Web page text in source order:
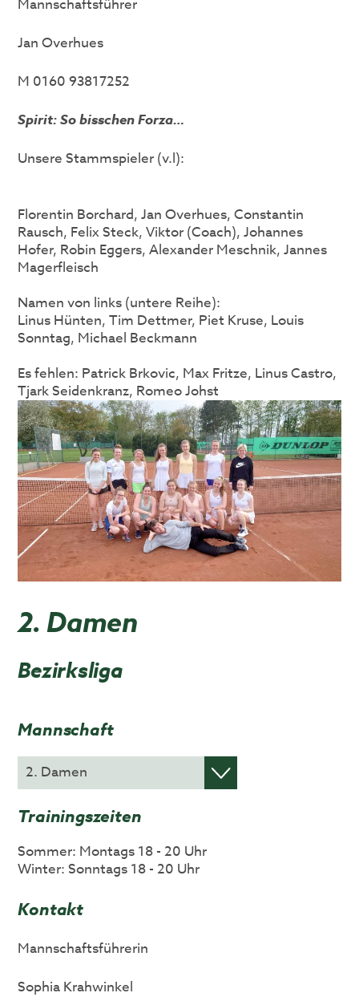
Mannschaftsführer
Jan Overhues
M 0160 93817252
Spirit: So bisschen Forza…
Unsere Stammspieler (v.l):
Florentin Borchard, Jan Overhues, Constantin
Rausch, Felix Steck, Viktor (Coach), Johannes
Hofer, Robin Eggers, Alexander Meschnik, Jannes
Magerfleisch
Namen von links (untere Reihe):
Linus Hünten, Tim Dettmer, Piet Kruse, Louis
Sonntag, Michael Beckmann
Es fehlen: Patrick Brkovic, Max Fritze, Linus Castro,
Tjark Seidenkranz, Romeo Johst
2. Damen
Bezirksliga
Mannschaft
Trainingszeiten
Sommer: Montags 18 - 20 Uhr
Winter: Sonntags 18 - 20 Uhr
Kontakt
Mannschaftsführerin
Sophia Krahwinkel